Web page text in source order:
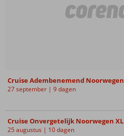
Cruise Adembenemend Noorwegen
27 september | 9 dagen
Cruise Onvergetelijk Noorwegen XL
25 augustus | 10 dagen